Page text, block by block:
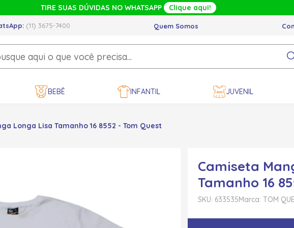
TIRE SUAS DÚVIDAS NO WHATSAPP Clique aqui!
(11) 3675-7400 Quem Somos
BEBÊ INFANTIL JUVENIL
Longa Lisa Tamanho 16 8552 - Tom Quest
Camiseta
Tamanho 16
SKU: 633535Marca: TOM